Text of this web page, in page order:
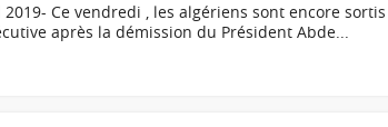
Ce vendredi , les algériens sont encore sortis
après la démission du Président Abde...